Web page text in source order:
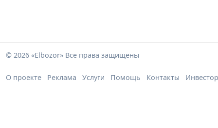
© 2026 «Elbozor» Все права защищены
О проекте Реклама Услуги Помощь Контакты